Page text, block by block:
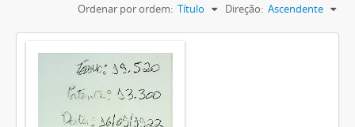
Ordenar por ordem: Título Direção: Ascendente